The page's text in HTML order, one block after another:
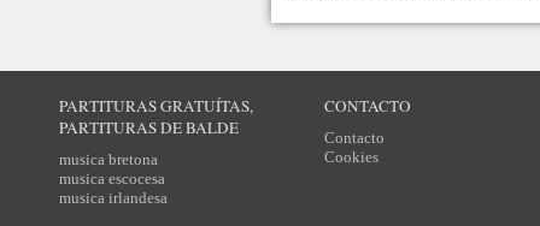
PARTITURAS GRATUÍTAS,
PARTITURAS DE BALDE
musica bretona
musica escocesa
musica irlandesa
CONTACTO
Contacto
Cookies